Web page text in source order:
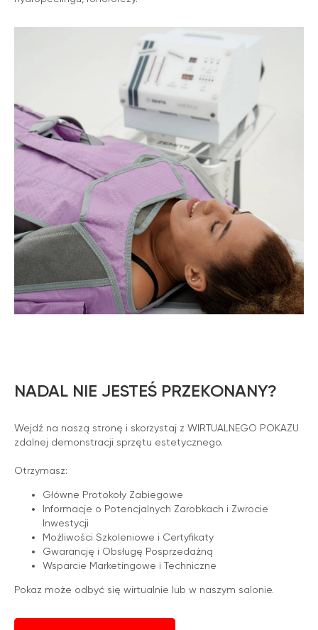
NADAL NIE JESTEŚ PRZEKONANY?
Wejdź na naszą stronę i skorzystaj z WIRTUALNEGO POKAZU
zdalnej demonstracji sprzętu estetycznego.
Otrzymasz:
Główne Protokoły Zabiegowe
Informacje o Potencjalnych Zarobkach i Zwrocie
Inwestycji
Możliwości Szkoleniowe i Certyfikaty
Gwarancję i Obsługę Posprzedażną
Wsparcie Marketingowe i Techniczne
Pokaz może odbyć się wirtualnie lub w naszym salonie.
zemits.co.uk
zemits.eu
zemits.be
Zemits
a-esthetic.co.uk
advance-esthetic.us
aestetyka.pl
Marketplaces
Szanowni Państwo informujemy, iż z dniem
wystawiać oraz udostępniać faktury wyłącznie w
formie ustrukturyzowanej za pośrednictwem